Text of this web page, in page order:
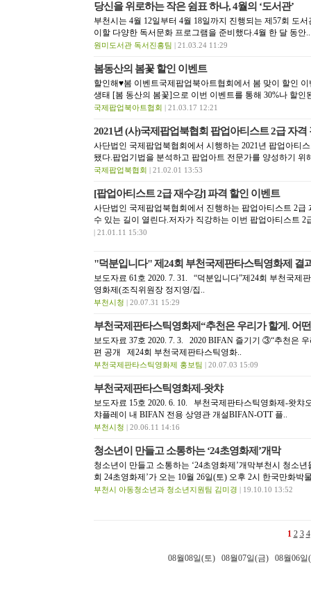
당신을 위로하는 작은 쉼표 하나, 4월의 ‘도서관’
부천시는 4월 12일부터 4월 18일까지 진행되는 제57회 도
이할 다양한 독서문화 프로그램을 준비했다.4월 한 달 동안..
원미도서관 독서진흥팀 | 21.03.24 11:29
봄동산의 봄꽃 할인 이벤트
할인해♥봄 이벤트국제팝업북아트협회에서 봄 맞이 할인
생태 [봄 동산의 봄꽃]으로 이번 이벤트를 통해 30%나 할인
국제팝업북아트협회 | 21.03.17 12:21
2021년 (사)국제팝업북협회 팝업아티스트 2급 자격
사단법인 국제팝업북협회에서 시행하는 2021년 팝업아티
됐다.팝업기법을 분석하고 팝업아트 전문가를 양성하기 위
국제팝업북협회 | 21.02.01 13:53
[팝업아티스트 2급 재수강] 파격 할인 이벤트
사단법인 국제팝업북협회에서 진행하는 팝업아티스트 2급
수 있는 길이 열린다.저자가 직강하는 이번 팝업아티스트 2
| 21.01.11 15:30
"덕분입니다" 제24회 부천국제판타스틱영화제 결
보도자료 61호 2020. 7. 31. “덕분입니다”제24회 부천국
영화제(조직위원장 정지영/집..
부천시청 | 20.07.31 15:29
부천국제판타스틱영화제“추천은 우리가 할게. 어
보도자료 37호 2020. 7. 3. 2020 BIFAN 즐기기 ③“추천은
편 공개 제24회 부천국제판타스틱영화..
부천국제판타스틱영화제 홍보팀 | 20.07.03 15:09
부천국제판타스틱영화제-왓챠
보도자료 15호 2020. 6. 10. 부천국제판타스틱영화제-왓챠
챠플레이 내 BIFAN 전용 상영관 개설BIFAN-OTT 플..
부천시청 | 20.06.11 14:16
청소년이 만들고 소통하는 ‘24초영화제’개막
청소년이 만들고 소통하는 ‘24초영화제’개막부천시 청소
회 24초영화제’가 오는 10월 26일(토) 오후 2시 한국만화박
부천시 아동청소년과 청소년지원팀 김미경 | 19.10.10 13:52
1 2 3 4
08월08일(토) 08월07일(금) 08월06일